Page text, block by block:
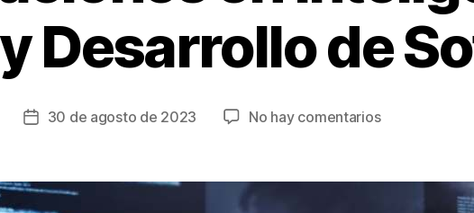
Desarrollo de
Fecha
entrada
30 de agosto de 2023 No hay comentariosen
2